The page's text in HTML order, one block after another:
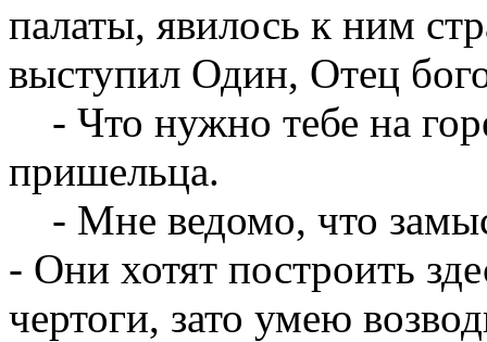
палаты, явилось к ним
выступил Один, Отец
- Что нужно тебе на
пришельца.
- Мне ведомо, что
- Они хотят построить
чертоги, зато умею